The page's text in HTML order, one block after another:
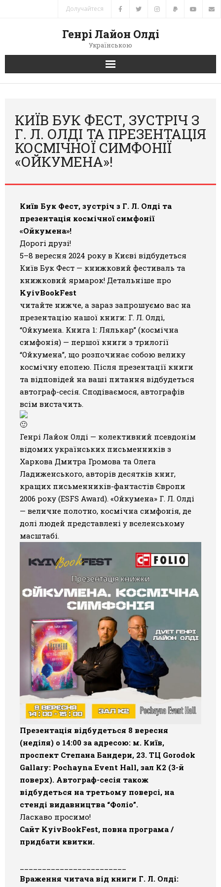
Долучайтеся
Генрі Лайон Олді
Українською
Головна
Новини
Автори
Книги
Переклади
Зв’язок
Галерея
Світ Олді
КИЇВ БУК ФЕСТ, ЗУСТРІЧ З
Г. Л. ОЛДІ ТА ПРЕЗЕНТАЦІЯ
КОСМІЧНОЇ СИМФОНІЇ
«ОЙКУМЕНА»!
Київ Бук Фест, зустріч з Г. Л. Олді та
презентація космічної симфонії
«Ойкумена»!
Дорогі друзі!
5–8 вересня 2024 року в Києві відбудеться
Київ Бук Фест — книжковий фестиваль та
книжковий ярмарок! Детальніше про
KyivBookFest
читайте нижче, а зараз запрошуємо вас на
презентацію нашої книги: Г. Л. Олді,
“Ойкумена. Книга 1: Лялькар” (космічна
симфонія) — першої книги з трилогії
“Ойкумена”, що розпочинає собою велику
космічну епопею. Після презентації книги
та відповідей на ваші питання відбудеться
автограф-сесія. Сподіваємося, автографів
всім вистачить.
Генрі Лайон Олді — колективний псевдонім
відомих українських письменників з
Харкова Дмитра Громова та Олега
Ладиженського, авторів десятків книг,
кращих письменників-фантастів Європи
2006 року (ESFS Award). «Ойкумена» Г. Л. Олді
— величне полотно, космічна симфонія, де
долі людей представлені у вселенському
масштабі.
Презентація відбудеться 8 вересня
(неділя) о 14:00 за адресою: м. Київ,
проспект Степана Бандери, 23. ТЦ Gorodok
Gallary: Pochayna Event Hall, зал К2 (3-й
поверх). Автограф-сесія також
відбудеться на третьому поверсі, на
стенді видавництва “Фоліо”.
Ласкаво просимо!
Сайт KyivBookFest, повна програма /
придбати квитки.
Враження читача від книги Г. Л. Олді: